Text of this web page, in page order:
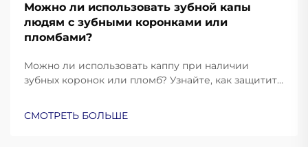
Можно ли использовать зубной капы
людям с зубными коронками или
пломбами?
Можно ли использовать каппу при наличии
зубных коронок или пломб? Узнайте, как защитить
больше уже сейчас.
СМОТРЕТЬ БОЛЬШЕ